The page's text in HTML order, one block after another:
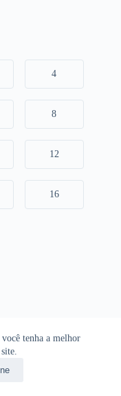
tenha a melhor
4
8
12
16
Online •